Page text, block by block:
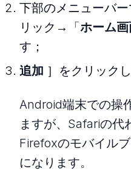
下部のメニューバー
リック→「 ホーム
す；
追加 ］をクリック
Android端末での操
ますが、Safariの代
Firefoxのモバイル
になります。